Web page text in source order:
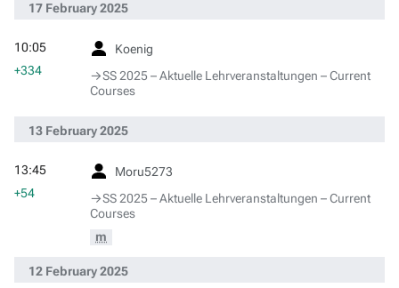
17 February 2025
Koenig
→‎SS 2025 – Aktuelle Lehrveranstaltungen – Current
Courses
10:05
+334
13 February 2025
Moru5273
→‎SS 2025 – Aktuelle Lehrveranstaltungen – Current
Courses
m
13:45
+54
12 February 2025